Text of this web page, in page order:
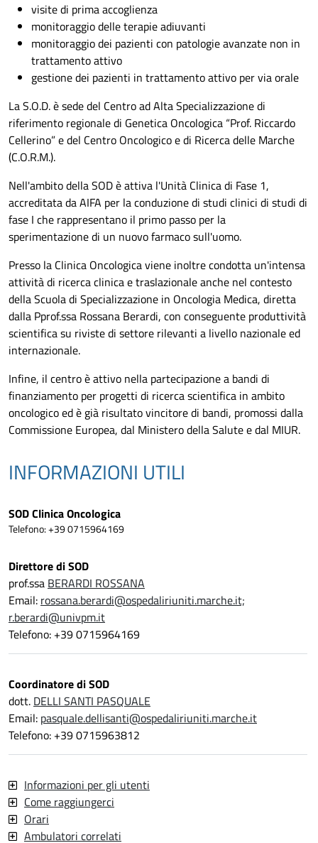
visite di prima accoglienza
monitoraggio delle terapie adiuvanti
monitoraggio dei pazienti con patologie avanzate non in
trattamento attivo
gestione dei pazienti in trattamento attivo per via orale
La S.O.D. è sede del Centro ad Alta Specializzazione di
riferimento regionale di Genetica Oncologica “Prof. Riccardo
Cellerino” e del Centro Oncologico e di Ricerca delle Marche
(C.O.R.M.).
Nell'ambito della SOD è attiva l'Unità Clinica di Fase 1,
accreditata da AIFA per la conduzione di studi clinici di studi di
fase I che rappresentano il primo passo per la
sperimentazione di un nuovo farmaco sull'uomo.
Presso la Clinica Oncologica viene inoltre condotta un'intensa
attività di ricerca clinica e traslazionale anche nel contesto
della Scuola di Specializzazione in Oncologia Medica, diretta
dalla Pprof.ssa Rossana Berardi, con conseguente produttività
scientifica su riviste di settore rilevanti a livello nazionale ed
internazionale.
Infine, il centro è attivo nella partecipazione a bandi di
finanziamento per progetti di ricerca scientifica in ambito
oncologico ed è già risultato vincitore di bandi, promossi dalla
Commissione Europea, dal Ministero della Salute e dal MIUR.
INFORMAZIONI UTILI
SOD Clinica Oncologica
Telefono: +39 0715964169
Direttore di SOD
prof.ssa BERARDI ROSSANA
Email: rossana.berardi@ospedaliriuniti.marche.it;
r.berardi@univpm.it
Telefono: +39 0715964169
Coordinatore di SOD
dott. DELLI SANTI PASQUALE
Email: pasquale.dellisanti@ospedaliriuniti.marche.it
Telefono: +39 0715963812
Informazioni per gli utenti
Come raggiungerci
Orari
Ambulatori correlati